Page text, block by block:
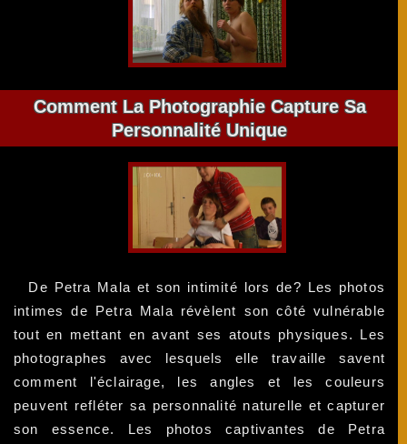
Comment La Photographie Capture Sa
Personnalité Unique
De Petra Mala et son intimité lors de? Les photos
intimes de Petra Mala révèlent son côté vulnérable
tout en mettant en avant ses atouts physiques. Les
photographes avec lesquels elle travaille savent
comment l'éclairage, les angles et les couleurs
peuvent refléter sa personnalité naturelle et capturer
son essence. Les photos captivantes de Petra